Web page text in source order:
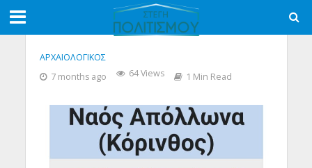
ΑΡΧΑΙΟΛΟΓΙΚΟΣ
7 months ago
64 Views 1 Min Read